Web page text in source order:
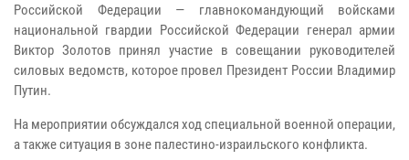
Российской Федерации — главнокомандующий войсками
национальной гвардии Российской Федерации генерал армии
Виктор Золотов принял участие в совещании руководителей
силовых ведомств, которое провел Президент России Владимир
Путин.
На мероприятии обсуждался ход специальной военной операции,
а также ситуация в зоне палестино-израильского конфликта.